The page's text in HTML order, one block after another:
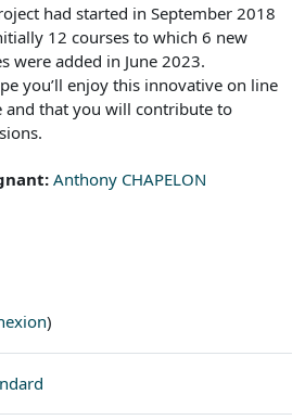
had started in September 2018
12 courses to which 6 new
were added in June 2023.
you’ll enjoy this innovative on line
and that you will contribute to
Anthony CHAPELON
)